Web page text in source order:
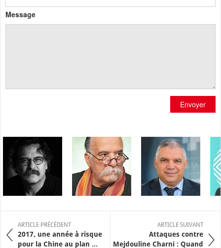
Message
Envoyer
ARTICLE PRÉCÉDENT
2017, une année à risque
pour la Chine au plan ...
ARTICLE SUIVANT
Attaques contre
Mejdouline Charni : Quand